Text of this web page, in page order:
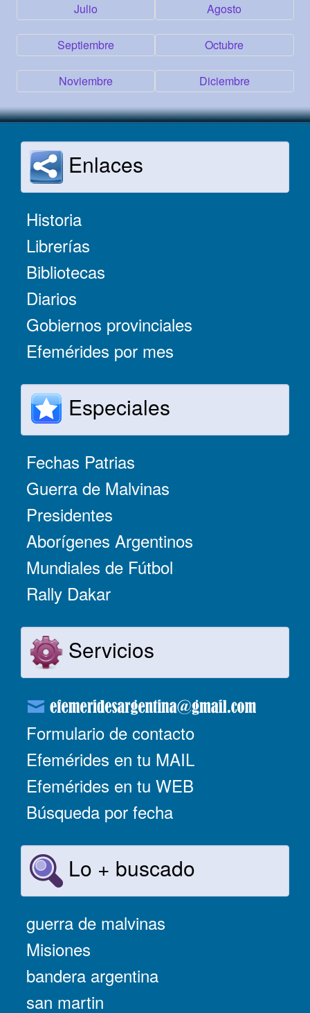
Julio Agosto
Septiembre Octubre
Noviembre Diciembre
Enlaces
Historia
Librerías
Bibliotecas
Diarios
Gobiernos provinciales
Efemérides por mes
Especiales
Fechas Patrias
Guerra de Malvinas
Presidentes
Aborígenes Argentinos
Mundiales de Fútbol
Rally Dakar
Servicios
Formulario de contacto
Efemérides en tu MAIL
Efemérides en tu WEB
Búsqueda por fecha
Lo + buscado
guerra de malvinas
Misiones
bandera argentina
san martin